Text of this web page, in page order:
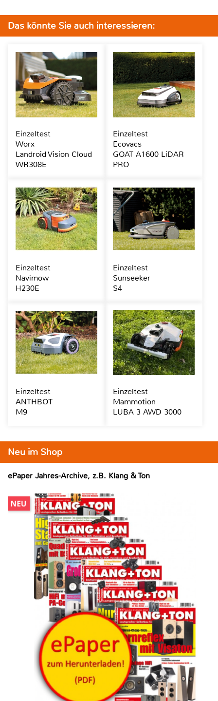
Neu im Shop
ePaper Jahres-Archive, z.B. Klang & Ton
Das könnte Sie auch interessieren:
Einzeltest
Worx
Landroid Vision Cloud
WR308E
Einzeltest
Ecovacs
GOAT A1600 LiDAR
PRO
Einzeltest
Navimow
H230E
Einzeltest
Sunseeker
S4
Einzeltest
ANTHBOT
M9
Einzeltest
Mammotion
LUBA 3 AWD 3000